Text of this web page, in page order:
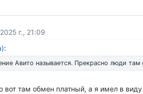
г., 21:09
:
Авито называется. Прекрасно люди там
вот там обмен платный, а я имел в